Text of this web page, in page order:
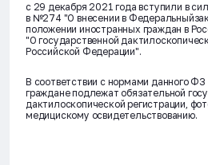
с 29 декабря 2021 года вступили в
в №274 "О внесении в
положении иностранных граждан в
"О государственной
Российской Федерации".
В соответствии с нормами данного
граждане подлежат обязательной
дактилоскопической регистрации,
медицискому освидетельствованию.